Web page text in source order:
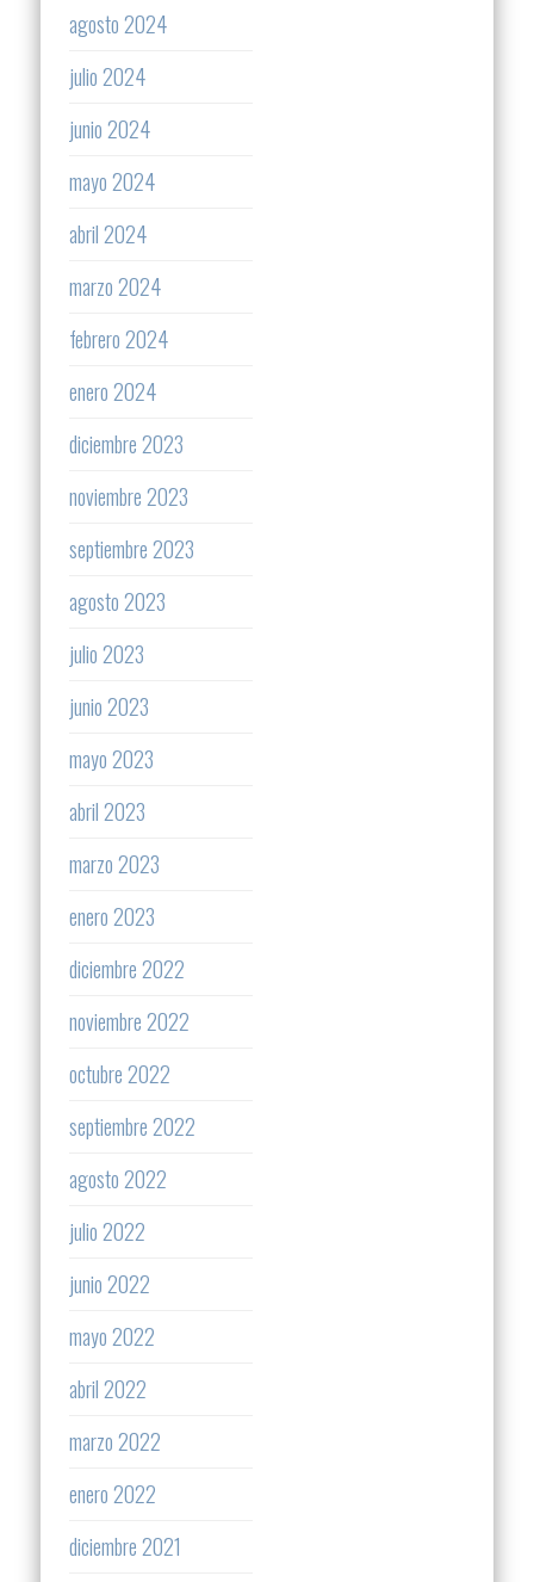
agosto 2024
julio 2024
junio 2024
mayo 2024
abril 2024
marzo 2024
febrero 2024
enero 2024
diciembre 2023
noviembre 2023
septiembre 2023
agosto 2023
julio 2023
junio 2023
mayo 2023
abril 2023
marzo 2023
enero 2023
diciembre 2022
noviembre 2022
octubre 2022
septiembre 2022
agosto 2022
julio 2022
junio 2022
mayo 2022
abril 2022
marzo 2022
enero 2022
diciembre 2021